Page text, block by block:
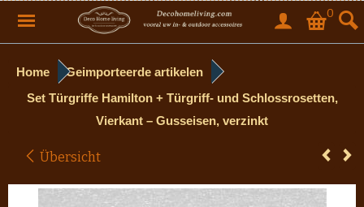
0
Home
Geimporteerde artikelen
Set Türgriffe Hamilton + Türgriff- und Schlossrosetten,
Vierkant – Gusseisen, verzinkt
Übersicht